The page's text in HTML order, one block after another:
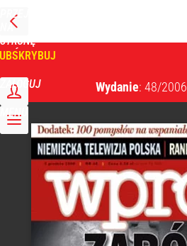
PRZEJDŹ
NA
STRONĘ
GŁÓWNĄ
ZALOGUJ
MENU
Wydanie: 48/2006